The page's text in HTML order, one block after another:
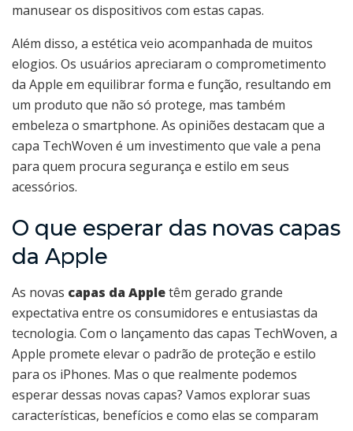
manusear os dispositivos com estas capas.
Além disso, a estética veio acompanhada de muitos
elogios. Os usuários apreciaram o comprometimento
da Apple em equilibrar forma e função, resultando em
um produto que não só protege, mas também
embeleza o smartphone. As opiniões destacam que a
capa TechWoven é um investimento que vale a pena
para quem procura segurança e estilo em seus
acessórios.
O que esperar das novas capas
da Apple
As novas capas da Appletêm gerado grande
expectativa entre os consumidores e entusiastas da
tecnologia. Com o lançamento das capas TechWoven, a
Apple promete elevar o padrão de proteção e estilo
para os iPhones. Mas o que realmente podemos
esperar dessas novas capas? Vamos explorar suas
características, benefícios e como elas se comparam